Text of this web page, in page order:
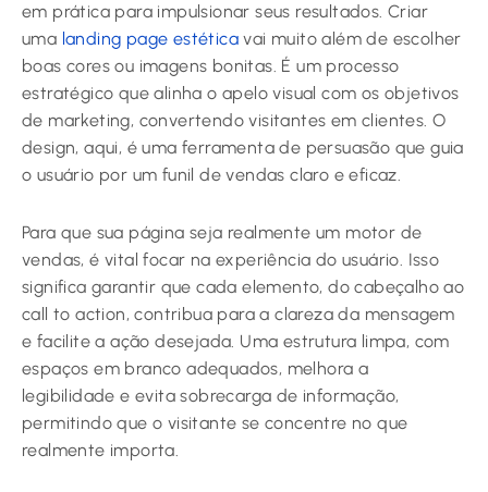
em prática para impulsionar seus resultados. Criar
uma landing page estética vai muito além de escolher
boas cores ou imagens bonitas. É um processo
estratégico que alinha o apelo visual com os objetivos
de marketing, convertendo visitantes em clientes. O
design, aqui, é uma ferramenta de persuasão que guia
o usuário por um funil de vendas claro e eficaz.
Para que sua página seja realmente um motor de
vendas, é vital focar na experiência do usuário. Isso
significa garantir que cada elemento, do cabeçalho ao
call to action, contribua para a clareza da mensagem
e facilite a ação desejada. Uma estrutura limpa, com
espaços em branco adequados, melhora a
legibilidade e evita sobrecarga de informação,
permitindo que o visitante se concentre no que
realmente importa.